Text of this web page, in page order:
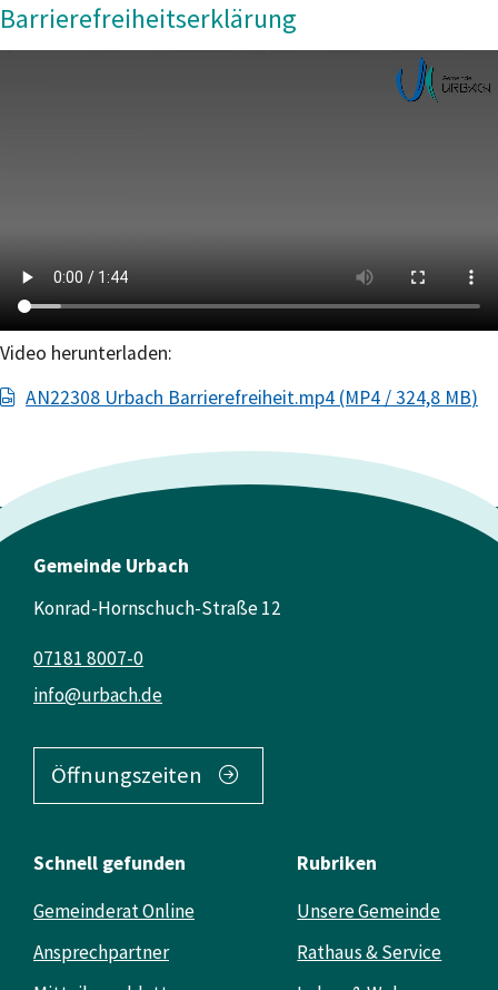
Barrierefreiheitserklärung
Video herunterladen:
AN22308 Urbach Barrierefreiheit.mp4 (MP4 / 324,8 MB)
Gemeinde Urbach
Konrad-Hornschuch-Straße 12
info@urbach.de
07181 8007-0
Öffnungszeiten
Schnell gefunden
Gemeinderat Online
Ansprechpartner
Rubriken
Unsere Gemeinde
Rathaus & Service